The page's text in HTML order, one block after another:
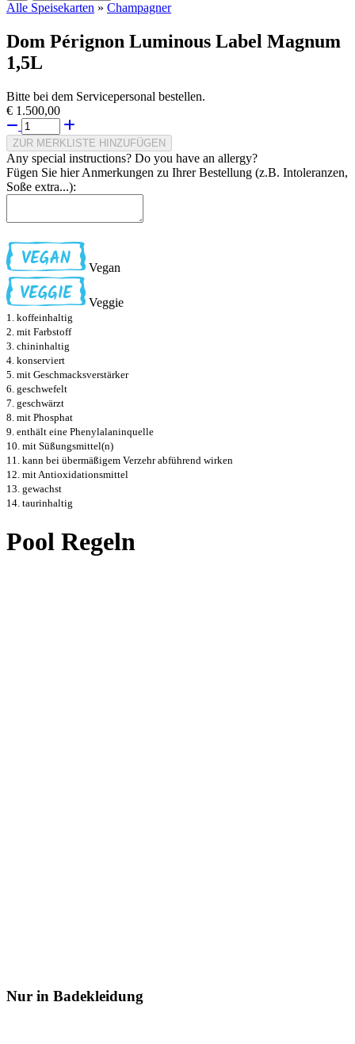
Alle Speisekarten » Champagner
Dom Pérignon Luminous Label Magnum
1,5L
Bitte bei dem Servicepersonal bestellen.
€ 1.500,00
ZUR MERKLISTE HINZUFÜGEN
Any special instructions? Do you have an allergy?
Fügen Sie hier Anmerkungen zu Ihrer Bestellung (z.B. Intoleranzen,
Soße extra...):
Vegan
Veggie
1. koffeinhaltig
2. mit Farbstoff
3. chininhaltig
4. konserviert
5. mit Geschmacksverstärker
6. geschwefelt
7. geschwärzt
8. mit Phosphat
9. enthält eine Phenylalaninquelle
10. mit Süßungsmittel(n)
11. kann bei übermäßigem Verzehr abführend wirken
12. mit Antioxidationsmittel
13. gewachst
14. taurinhaltig
Pool Regeln
Nur in Badekleidung